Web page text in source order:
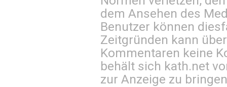
dem Ansehen des
Benutzer können
Zeitgründen kann
Kommentaren keine
behält sich kath.net
zur Anzeige zu